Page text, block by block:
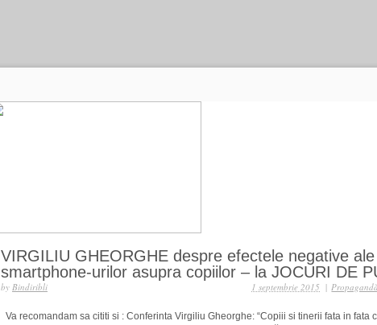
VIRGILIU GHEORGHE despre efectele negative
smartphone-urilor asupra copiilor – la JOCURI DE
by Bindiribli |
1 septembrie 2015
Va recomandam sa cititi si : Conferinta Virgiliu Gheorghe: “Copiii si tinerii fata in fata